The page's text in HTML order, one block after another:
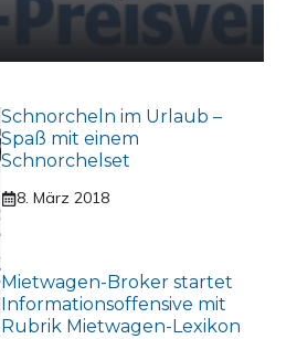
Schnorcheln im Urlaub –
Spaß mit einem
Schnorchelset
8. März 2018
Mietwagen-Broker startet
Informationsoffensive mit
Rubrik Mietwagen-Lexikon